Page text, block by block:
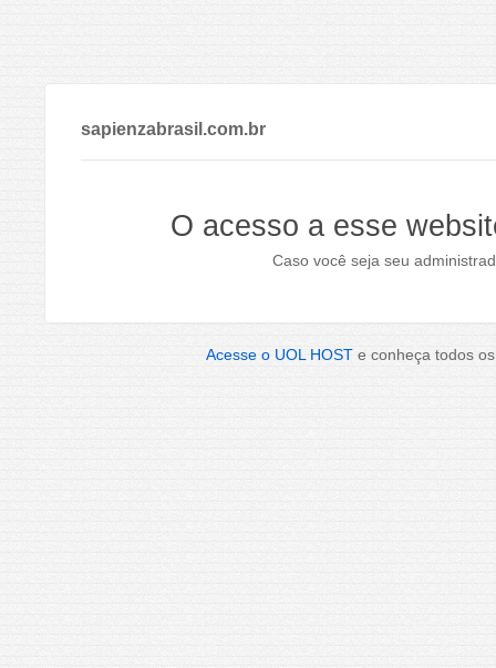
sapienzabrasil.com.br
O acesso a esse
Caso você seja seu
Acesse o UOL HOST e conheça todos